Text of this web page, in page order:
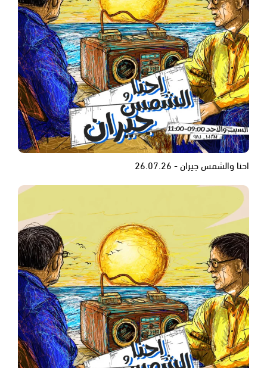
احنا والشمس جيران - 26.07.26